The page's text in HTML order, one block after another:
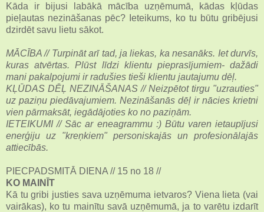
Kāda ir bijusi labākā mācība uzņēmumā, kādas kļūdas
pieļautas nezināšanas pēc? Ieteikums, ko tu būtu gribējusi
dzirdēt savu lietu sākot.
MĀCĪBA // Turpināt arī tad, ja liekas, ka nesanāks. Iet durvīs,
kuras atvērtas. Plūst līdzi klientu pieprasījumiem- dažādi
mani pakalpojumi ir radušies tieši klientu jautajumu dēļ.
KĻŪDAS DĒĻ NEZINĀŠANAS // Neizpētot tirgu "uzrauties"
uz paziņu piedāvajumiem. Nezināšanās dēļ ir nācies krietni
vien pārmaksāt, iegādājoties ko no paziņām.
IETEIKUMI // Sāc ar eneagrammu :) Būtu varen ietaupījusi
enerģiju uz "kreņkiem" personiskajās un profesionālajās
attiecībās.
PIECPADSMITĀ DIENA // 15 no 18 //
KO MAINĪT
Kā tu gribi justies sava uzņēmuma ietvaros? Viena lieta (vai
vairākas), ko tu mainītu savā uzņēmumā, ja to varētu izdarīt